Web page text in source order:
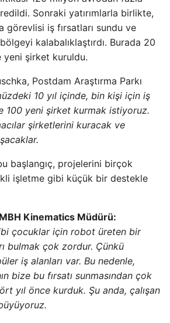
Sonraki yatırımlarla birlikte,
görevlisi iş fırsatları sundu ve
kalabalıklaştırdı. Burada 20
yeni şirket kuruldu.
Postdam Araştırma Parkı
10 yıl içinde, bin kişi için iş
100 yeni şirket kurmak istiyoruz.
şirketlerini kuracak ve
başlangıç, projelerini birçok
işletme gibi küçük bir destekle
Kinematics Müdürü:
çocuklar için robot üreten bir
bulmak çok zordur. Çünkü
iş alanları var. Bu nedenle,
bize bu fırsatı sunmasından çok
yıl önce kurduk. Şu anda, çalışan